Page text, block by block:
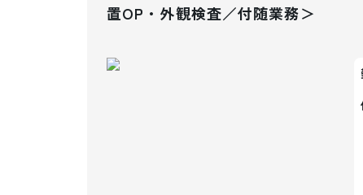
置OP・外観検査／付随業務＞